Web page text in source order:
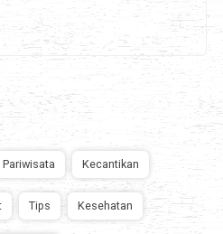
Pariwisata Kecantikan
Tips Kesehatan